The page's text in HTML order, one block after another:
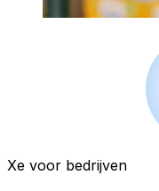
Xe voor bedrijven